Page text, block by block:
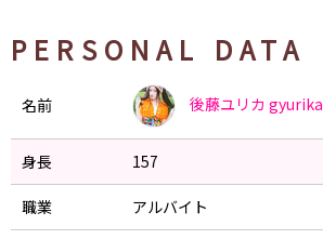
PERSONAL DATA
名前 後藤ユリカ gyurika
身長 157
職業 アルバイト